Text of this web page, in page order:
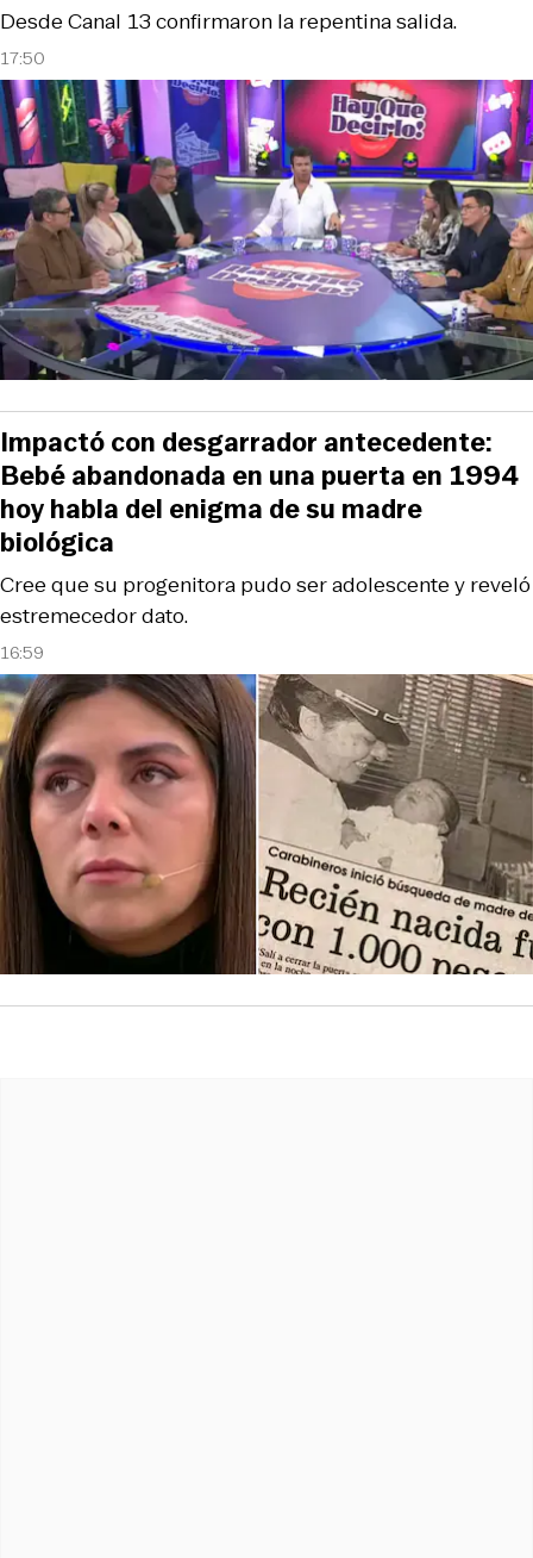
17:50
Desde Canal 13 confirmaron la repentina salida.
16:59
Cree que su progenitora pudo ser adolescente y reveló
estremecedor dato.
Impactó con desgarrador antecedente:
Bebé abandonada en una puerta en 1994
hoy habla del enigma de su madre
biológica